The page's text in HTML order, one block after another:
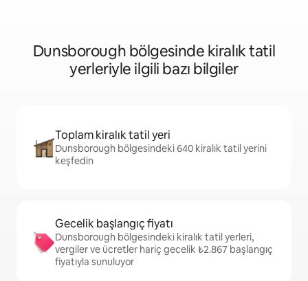
Dunsborough bölgesinde kiralık tatil
yerleriyle ilgili bazı bilgiler
Toplam kiralık tatil yeri
Dunsborough bölgesindeki 640 kiralık tatil yerini
keşfedin
Gecelik başlangıç fiyatı
Dunsborough bölgesindeki kiralık tatil yerleri,
vergiler ve ücretler hariç gecelik ₺2.867 başlangıç
fiyatıyla sunuluyor